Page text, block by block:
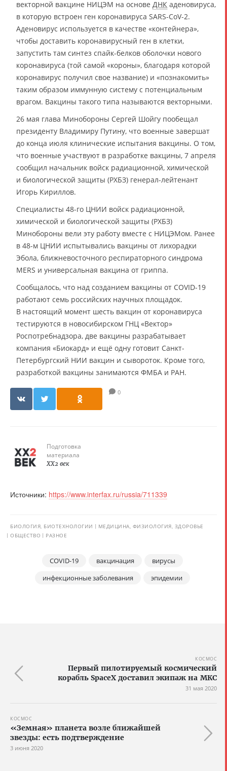
векторной вакцине НИЦЭМ на основе ДНК аденовируса,
в которую встроен ген коронавируса SARS-CoV-2.
Аденовирус используется в качестве «контейнера»,
чтобы доставить коронавирусный ген в клетки,
запустить там синтез спайк-белков оболочки нового
коронавируса (той самой «короны», благодаря которой
коронавирус получил свое название) и «познакомить»
таким образом иммунную систему с потенциальным
врагом. Вакцины такого типа называются векторными.
26 мая глава Минобороны Сергей Шойгу пообещал
президенту Владимиру Путину, что военные завершат
до конца июля клинические испытания вакцины. О том,
что военные участвуют в разработке вакцины, 7 апреля
сообщил начальник войск радиационной, химической
и биологической защиты (РХБЗ) генерал-лейтенант
Игорь Кириллов.
Специалисты 48-го ЦНИИ войск радиационной,
химической и биологической защиты (РХБЗ)
Минобороны вели эту работу вместе с НИЦЭМом. Ранее
в 48-м ЦНИИ испытывались вакцины от лихорадки
Эбола, ближневосточного респираторного синдрома
MERS и универсальная вакцина от гриппа.
Сообщалось, что над созданием вакцины от COVID-19
работают семь российских научных площадок.
В настоящий момент шесть вакцин от коронавируса
тестируются в новосибирском ГНЦ «Вектор»
Роспотребнадзора, две вакцины разрабатывает
компания «Биокард» и ещё одну готовит Санкт-
Петербургский НИИ вакцин и сывороток. Кроме того,
разработкой вакцины занимаются ФМБА и РАН.
0
Подготовка
материала
XX2 век
Источники: https://www.interfax.ru/russia/711339
БИОЛОГИЯ, БИОТЕХНОЛОГИИ
МЕДИЦИНА, ФИЗИОЛОГИЯ, ЗДОРОВЬЕ
ОБЩЕСТВО
РАЗНОЕ
COVID-19 вакцинация
вирусы
инфекционные заболевания
эпидемии
КОСМОС
Первый пилотируемый космический
корабль SpaceX доставил экипаж на МКС
31 мая 2020
КОСМОС
«Земная» планета возле ближайшей
звезды: есть подтверждение
3 июня 2020